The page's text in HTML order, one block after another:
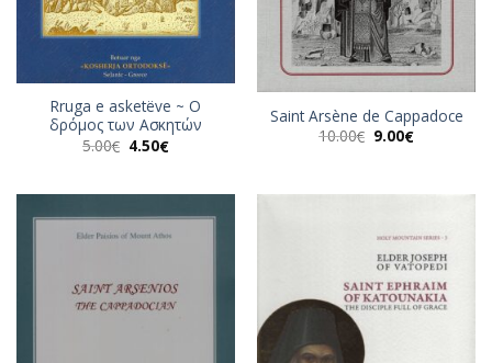
Rruga e asketëve ~ Ο
δρόμος των Ασκητών
5.00€ Original
price
4.50€Η
4.50€.
Saint Arsène de Cappadoce
10.00€ Original
9.00€Η
9.00€.